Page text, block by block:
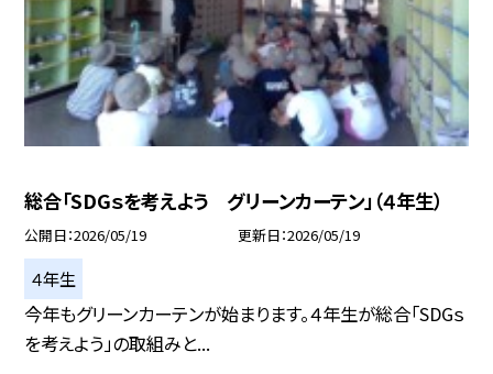
総合「SDGｓを考えよう グリーンカーテン」（４年生）
公開日 2026/05/19 更新日 2026/05/19
４年生
今年もグリーンカーテンが始まります。４年生が総合「SDGｓ
を考えよう」の取組みと...